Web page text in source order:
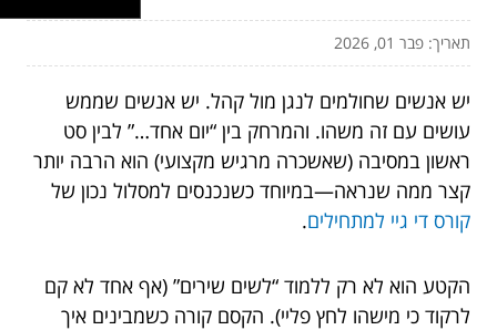
תאריך: פבר 01, 2026
יש אנשים שחולמים לנגן מול קהל. יש אנשים שממש
עושים עם זה משהו. והמרחק בין “יום אחד…” לבין סט
ראשון במסיבה (שאשכרה מרגיש מקצועי) הוא הרבה יותר
קצר ממה שנראה—במיוחד כשנכנסים למסלול נכון של
קורס די גיי למתחילים.
הקטע הוא לא רק ללמוד “לשים שירים” (אף אחד לא קם
לרקוד כי מישהו לחץ פליי). הקסם קורה כשמבינים איך